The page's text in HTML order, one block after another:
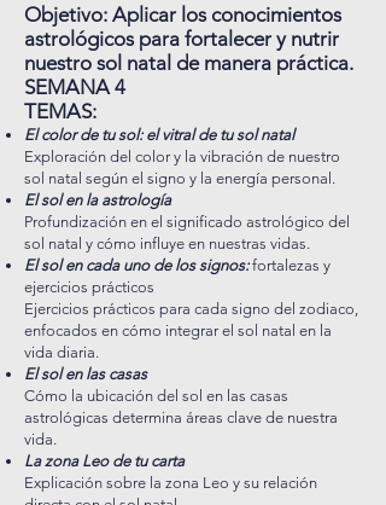
Objetivo: Aplicar los conocimientos
astrológicos para fortalecer y nutrir
nuestro sol natal de manera práctica.
SEMANA 4
TEMAS:
El color de tu sol: el vitral de tu sol natal
Exploración del color y la vibración de nuestro
sol natal según el signo y la energía personal.
El sol en la astrología
Profundización en el significado astrológico del
sol natal y cómo influye en nuestras vidas.
El sol en cada uno de los signos:fortalezas y
ejercicios prácticos
Ejercicios prácticos para cada signo del zodiaco,
enfocados en cómo integrar el sol natal en la
vida diaria.
El sol en las casas
Cómo la ubicación del sol en las casas
astrológicas determina áreas clave de nuestra
vida.
La zona Leo de tu carta
Explicación sobre la zona Leo y su relación